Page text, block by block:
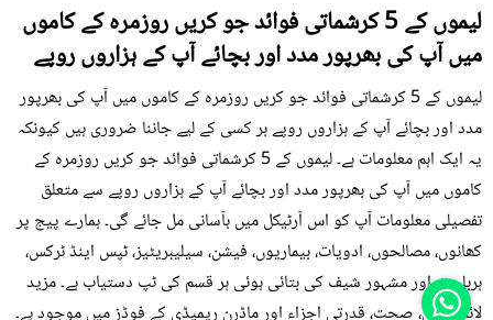
لیموں کے 5 کرشماتی فوائد جو کریں روزمرہ کے کاموں
میں آپ کی بھرپور مدد اور بچائے آپ کے ہزاروں روپے
لیموں کے 5 کرشماتی فوائد جو کریں روزمرہ کے کاموں میں آپ کی بھرپور
مدد اور بچائے آپ کے ہزاروں روپے ہر کسی کے لیے جاننا ضروری ہیں کیونکہ
یہ ایک اہم معلومات ہے۔ لیموں کے 5 کرشماتی فوائد جو کریں روزمرہ کے
کاموں میں آپ کی بھرپور مدد اور بچائے آپ کے ہزاروں روپے سے متعلق
تفصیلی معلومات آپ کو اس آرٹیکل میں بآسانی مل جائے گی۔ ہمارے پیج پر
کھانوں، مصالحوں، ادویات، بیماریوں، فیشن، سیلیبریٹیز، ٹپس اینڈ ٹرکس،
ہربلسٹ اور مشہور شیف کی بتائی ہوئی ہر قسم کی ٹپ دستیاب ہے۔ مزید
لائف ٹپس، صحت، قدرتی اجزاء اور ماڈرن ریمیڈی کے فوڈز میں موجود ہے۔